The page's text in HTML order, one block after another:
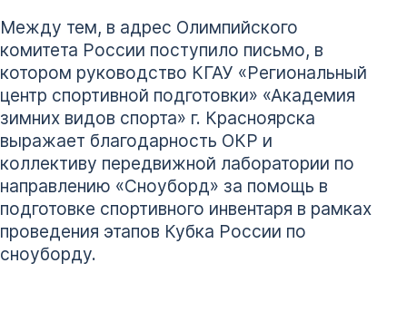
Между тем, в адрес Олимпийского
комитета России поступило письмо, в
котором руководство КГАУ «Региональный
центр спортивной подготовки» «Академия
зимних видов спорта» г. Красноярска
выражает благодарность ОКР и
коллективу передвижной лаборатории по
направлению «Сноуборд» за помощь в
подготовке спортивного инвентаря в рамках
проведения этапов Кубка России по
сноуборду.